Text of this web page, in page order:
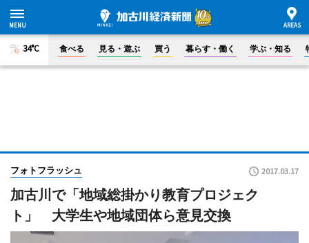
34°C 食べる 見る・遊ぶ 買う 暮らす・働く 学ぶ・知る
フォトフラッシュ 2017.03.17
加古川で「地域総掛かり教育プロジェク
ト」 大学生や地域団体ら意見交換